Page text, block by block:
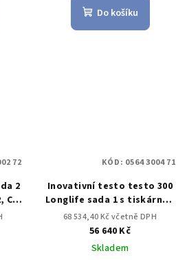
Do košíku
2
CO
72
Inovativní testo testo 300
Longlife sada 1 s tiskárnou
- Analyzátor spalin (O2, CO
až do 4,000 ppm, NO –
možnost)
68 534,40 Kč včetně DPH
56 640 Kč
Skladem
KÓD: 0564 3004 71